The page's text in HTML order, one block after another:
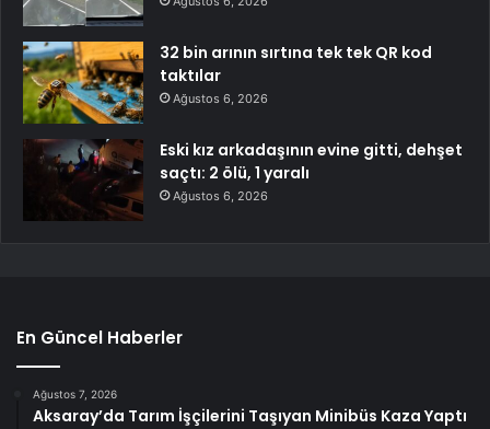
32 bin arının sırtına tek tek QR kod
taktılar
Ağustos 6, 2026
Eski kız arkadaşının evine gitti, dehşet
saçtı: 2 ölü, 1 yaralı
Ağustos 6, 2026
En Güncel Haberler
Ağustos 7, 2026
Aksaray’da Tarım İşçilerini Taşıyan Minibüs Kaza Yaptı